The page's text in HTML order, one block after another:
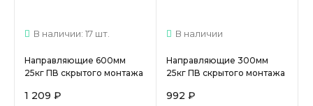
В наличии: 17 шт.
Направляющие 600мм
25кг ПВ скрытого монтажа
(S10D600HX)арт.16660 МС
1 209 ₽
В наличии
Направляющие 300мм
25кг ПВ скрытого монтажа
(S10J300HX)арт.16654
992 ₽